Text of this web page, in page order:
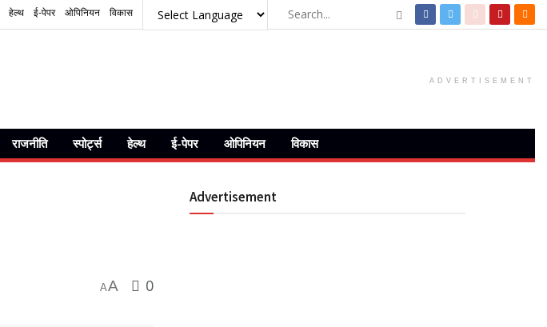
हेल्थ ई-पेपर ओपिनियन विकास
ADVERTISEMENT
राजनीति स्पोर्ट्स हेल्थ ई-पेपर ओपिनियन विकास
AA 0
Advertisement